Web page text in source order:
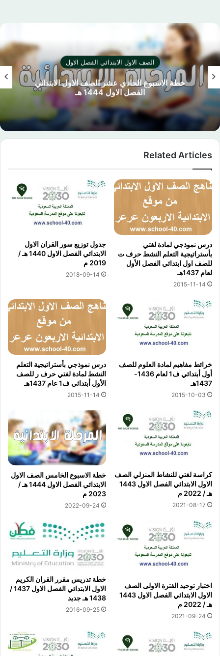
الصف الاول الابتدائي الفصل الاول
خطة الاسبوع الحادي عشر الصف الاول الابتدائي
الفصل الاول 1444 هـ
Related Articles
درس نموذجي لمادة لغتي
بأستراتيجية التعلم النشط حرف ت
للصف اول ابتدائي الفصل الأول
لعام 1437هـ
2015-11-14
جدول توزيع سور القران الاول
الابتدائي الفصل الاول 1440 هـ /
2019 م
2018-09-14
خرائط مفاهيم لمادة العلوم للصف
أول أبتدائي ف1 لعام 1436-
1437هـ
2015-10-03
درس نموذجي بأستراتيجية التعلم
النشط لمادة لغتي حرف ر للصف
الأول أبتدائي ف1 عام 1437هـ
2015-11-14
كراسة لغتي للنشاط المنزلي الصف
الاول الابتدائي الفصل الاول 1443
هـ / 2022 م
2021-08-17
خطة الاسبوع الخامس الصف الاول
الابتدائي الفصل الاول 1444 هـ /
2023 م
2022-09-24
اختبار توحيد الفترة الاولى الصف
الاول الابتدائي الفصل الاول 1443
هـ / 2022 م
2021-09-24
خطة تدريس مقرر القران الكريم
الاول الابتدائي الفصل الاول 1437 /
1438 هـ جديد
2016-09-25